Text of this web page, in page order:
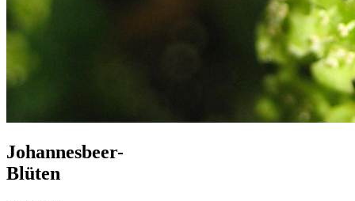
Johannesbeer-
Blüten